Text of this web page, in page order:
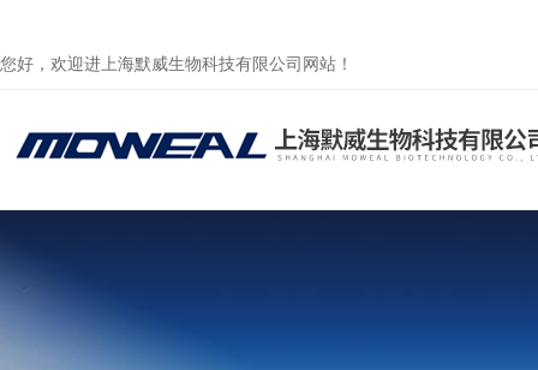
您好，欢迎进上海默威生物科技有限公司网站！